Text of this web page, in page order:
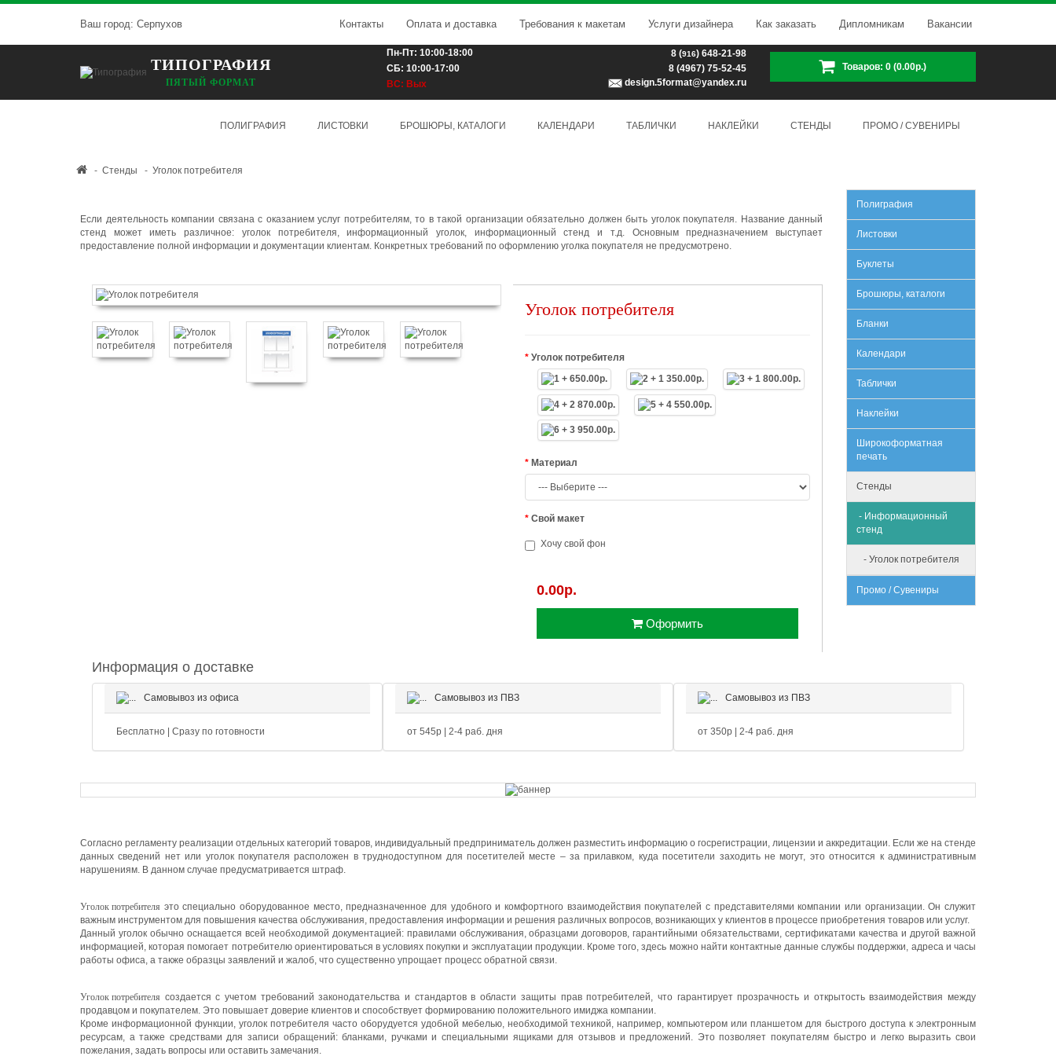
Ваш город: Серпухов Контакты Оплата и доставка Требования к макетам Услуги дизайнера Как заказать Дипломникам Вакансии
ТИПОГРАФИЯ
ПЯТЫЙ ФОРМАТ
Пн-Пт: 10:00-18:00
СБ: 10:00-17:00
ВС: Вых
8 (916) 648-21-98
8 (4967) 75-52-45
design.5format@yandex.ru
Товаров: 0 (0.00р.)
ПОЛИГРАФИЯ ЛИСТОВКИ БРОШЮРЫ, КАТАЛОГИ КАЛЕНДАРИ ТАБЛИЧКИ НАКЛЕЙКИ СТЕНДЫ ПРОМО / СУВЕНИРЫ
Стенды Уголок потребителя
Если деятельность компании связана с оказанием услуг потребителям, то в такой организации обязательно должен быть уголок покупателя. Название данный
стенд может иметь различное: уголок потребителя, информационный уголок, информационный стенд и т.д. Основным предназначением выступает
предоставление полной информации и документации клиентам. Конкретных требований по оформлению уголка покупателя не предусмотрено.
Уголок потребителя
Уголок потребителя
Материал
Свой макет
Хочу свой фон
0.00р.
Оформить
Полиграфия
Листовки
Буклеты
Брошюры, каталоги
Бланки
Календари
Таблички
Наклейки
Широкоформатная
печать
Стенды
- Информационный
стенд
- Уголок потребителя
Промо / Сувениры
Информация о доставке
Самовывоз из офиса
Бесплатно | Сразу по готовности
Самовывоз из ПВЗ
от 545р | 2-4 раб. дня
Самовывоз из ПВЗ
от 350р | 2-4 раб. дня
Согласно регламенту реализации отдельных категорий товаров, индивидуальный предприниматель должен разместить информацию о госрегистрации, лицензии и аккредитации. Если же на стенде
данных сведений нет или уголок покупателя расположен в труднодоступном для посетителей месте – за прилавком, куда посетители заходить не могут, это относится к административным
нарушениям. В данном случае предусматривается штраф.
Уголок потребителя это специально оборудованное место, предназначенное для удобного и комфортного взаимодействия покупателей с представителями компании или организации. Он служит
важным инструментом для повышения качества обслуживания, предоставления информации и решения различных вопросов, возникающих у клиентов в процессе приобретения товаров или услуг.
Данный уголок обычно оснащается всей необходимой документацией: правилами обслуживания, образцами договоров, гарантийными обязательствами, сертификатами качества и другой важной
информацией, которая помогает потребителю ориентироваться в условиях покупки и эксплуатации продукции. Кроме того, здесь можно найти контактные данные службы поддержки, адреса и часы
работы офиса, а также образцы заявлений и жалоб, что существенно упрощает процесс обратной связи.
Уголок потребителя создается с учетом требований законодательства и стандартов в области защиты прав потребителей, что гарантирует прозрачность и открытость взаимодействия между
продавцом и покупателем. Это повышает доверие клиентов и способствует формированию положительного имиджа компании.
Кроме информационной функции, уголок потребителя часто оборудуется удобной мебелью, необходимой техникой, например, компьютером или планшетом для быстрого доступа к электронным
ресурсам, а также средствами для записи обращений: бланками, ручками и специальными ящиками для отзывов и предложений. Это позволяет покупателям быстро и легко выразить свои
пожелания, задать вопросы или оставить замечания.